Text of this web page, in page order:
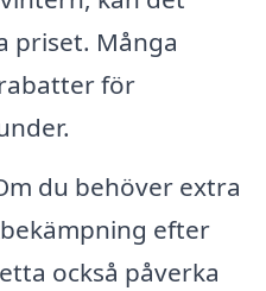
priset. Många
för
du behöver extra
efter
också påverka